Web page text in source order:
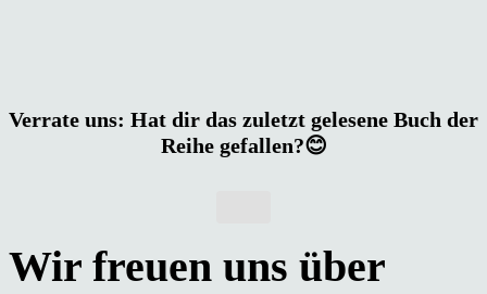
Verrate uns: Hat dir das zuletzt gelesene Buch der
Reihe gefallen?😊